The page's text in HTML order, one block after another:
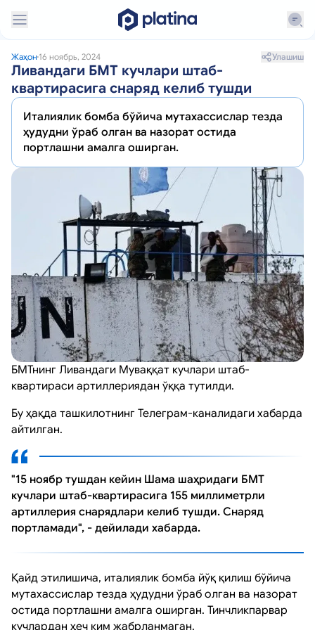
Жаҳон 16 ноябрь, 2024 Улашиш
Ливандаги БМТ кучлари штаб-
квартирасига снаряд келиб тушди
Италиялик бомба бўйича мутахассислар тезда
ҳудудни ўраб олган ва назорат остида
портлашни амалга оширган.
БМТнинг Ливандаги Муваққат кучлари штаб-
квартираси артиллериядан ўққа тутилди.
Бу ҳақда ташкилотнинг Телеграм-каналидаги хабарда
айтилган.
"15 ноябр тушдан кейин Шама шаҳридаги БМТ
кучлари штаб-квартирасига 155 миллиметрли
артиллерия снарядлари келиб тушди. Снаряд
портламади", - дейилади хабарда.
Қайд этилишича, италиялик бомба йўқ қилиш бўйича
мутахассислар тезда ҳудудни ўраб олган ва назорат
остида портлашни амалга оширган. Тинчликпарвар
кучлардан ҳеч ким жабрланмаган.